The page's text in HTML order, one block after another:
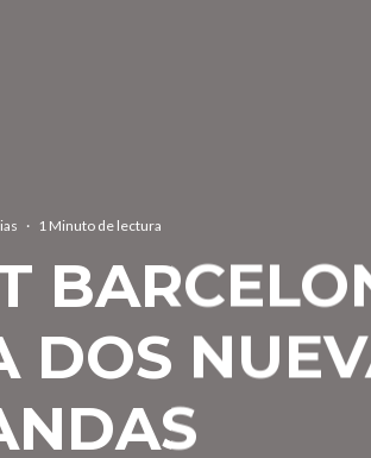
· 1 Minuto de lectura
DOS